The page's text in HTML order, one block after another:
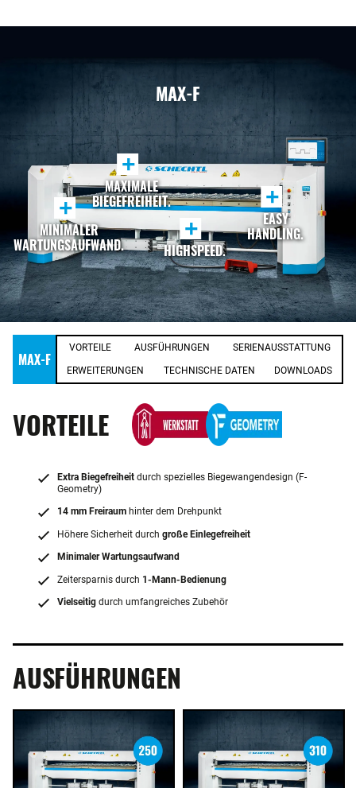
MAX-F
+
MINIMALER
WARTUNGSAUFWAND.
+
EASY
HANDLING.
+
MAXIMALE
BIEGEFREIHEIT.
+
HIGHSPEED.
MAX-F
VORTEILE AUSFÜHRUNGEN SERIENAUSSTATTUNG
ERWEITERUNGEN TECHNISCHE DATEN DOWNLOADS
VORTEILE
Extra Biegefreiheit durch spezielles Biegewangendesign (F-
Geometry)
14 mm Freiraum hinter dem Drehpunkt
Höhere Sicherheit durch große Einlegefreiheit
Minimaler Wartungsaufwand
Zeitersparnis durch 1-Mann-Bedienung
Vielseitig durch umfangreiches Zubehör
AUSFÜHRUNGEN